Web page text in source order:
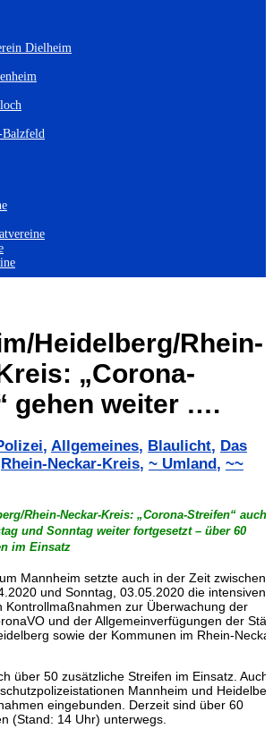
Dielheim
Heidelberg/Rhein-
„Corona-
gehen weiter ….
, Allgemeines, Blaulicht, Das
Rhein-Neckar-Kreis, ~ Umland , ~~
Rhein-Neckar-Kreis: „Corona-Streifen“ auch
und Sonntag weiter fortgesetzt – über 60
im Einsatz
Mannheim setzte auch in der Zeit zwischen
und Sonntag, 03.05.2020 die intensiven
Kontrollmaßnahmen zur Überwachung der
und der Allgemeinverfügungen der
sowie der Kommunen im Rhein-
über 50 zusätzliche Streifen im Einsatz. Auch
Mannheim und
eingebunden. Derzeit sind über 60
(Stand: 14 Uhr) unterwegs.